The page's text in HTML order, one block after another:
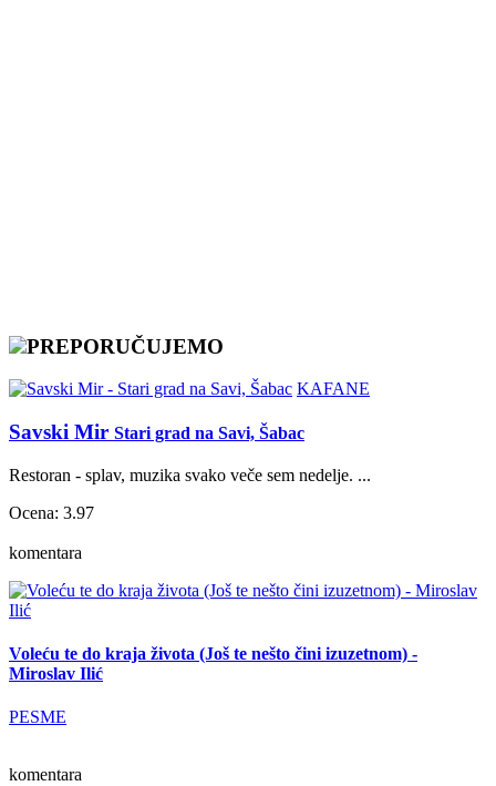
PREPORUČUJEMO
KAFANE
Savski Mir Stari grad na Savi, Šabac
Restoran - splav, muzika svako veče sem nedelje. ...
Ocena: 3.97
komentara
Voleću te do kraja života (Još te nešto čini izuzetnom) -
Miroslav Ilić
PESME
komentara